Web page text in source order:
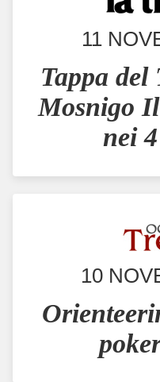
11
Tappa
Mosnigo
nei
10